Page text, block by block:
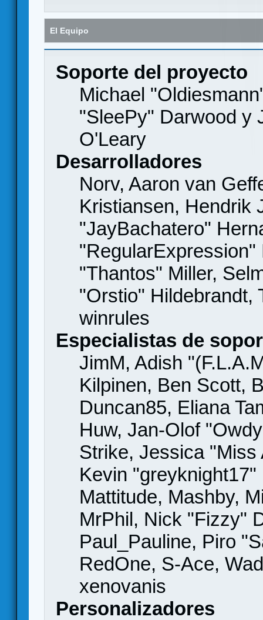
El Equipo
Soporte del proyecto
Michael
"SleePy" Darwood y
O'Leary
Desarrolladores
Norv, Aaron van
Kristiansen, Hendrik
"JayBachatero"
"Thantos" Miller,
"Orstio" Hildebrandt,
winrules
Especialistas de
JimM, Adish
Kilpinen, Ben Scott,
Duncan85, Eliana
Huw, Jan-Olof
Strike, Jessica
Kevin
Mattitude, Mashby,
MrPhil, Nick "Fizzy"
Paul_Pauline, Piro
RedOne, S-Ace,
xenovanis
Personalizadores